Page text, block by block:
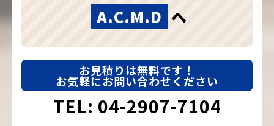
A.C.M.D へ
お見積りは無料です！
お気軽にお問い合わせください
TEL: 04-2907-7104